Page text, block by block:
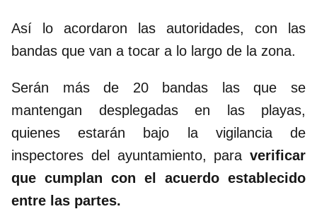
Así lo acordaron las autoridades, con las
bandas que van a tocar a lo largo de la zona.
Serán más de 20 bandas las que se
mantengan desplegadas en las playas,
quienes estarán bajo la vigilancia de
inspectores del ayuntamiento, para verificar
que cumplan con el acuerdo establecido
entre las partes.